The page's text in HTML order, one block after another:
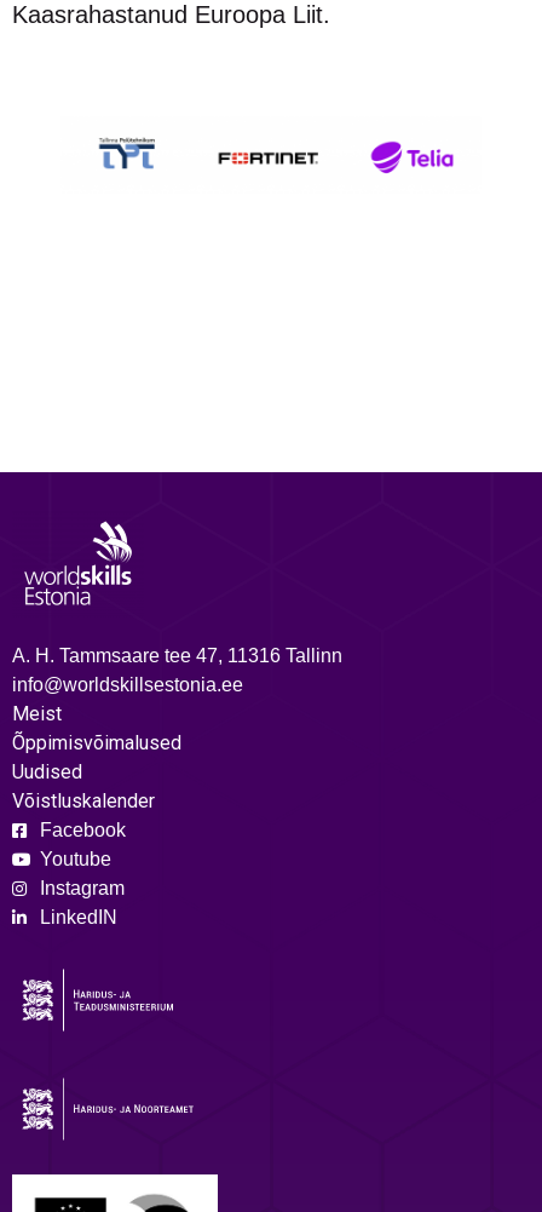
Kaasrahastanud Euroopa Liit.
A. H. Tammsaare tee 47, 11316 Tallinn
info@worldskillsestonia.ee
Meist
Õppimisvõimalused
Uudised
Võistluskalender
Facebook
Youtube
Instagram
LinkedIN